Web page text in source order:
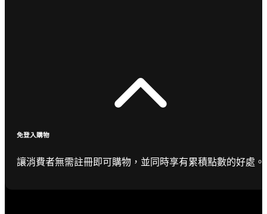
免登入購物
讓消費者無需註冊即可購物，並同時享有累積點數的好處。